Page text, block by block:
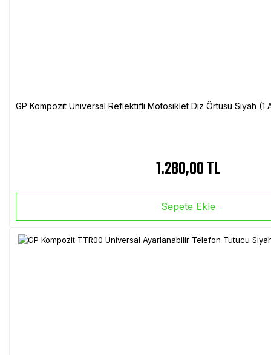
GP Kompozit Universal Reflektifli Motosiklet Diz Örtüsü Siyah
1.280,00 TL
Sepete Ekle